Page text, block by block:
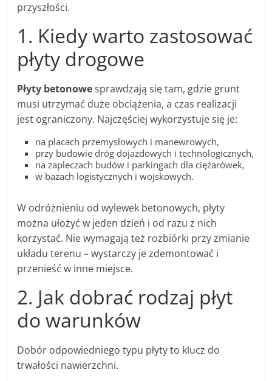
przyszłości.
1. Kiedy warto zastosować
płyty drogowe
Płyty betonowesprawdzają się tam, gdzie grunt
musi utrzymać duże obciążenia, a czas realizacji
jest ograniczony. Najczęściej wykorzystuje się je:
na placach przemysłowych i manewrowych,
przy budowie dróg dojazdowych i technologicznych,
na zapleczach budów i parkingach dla ciężarówek,
w bazach logistycznych i wojskowych.
W odróżnieniu od wylewek betonowych, płyty
można ułożyć w jeden dzień i od razu z nich
korzystać. Nie wymagają też rozbiórki przy zmianie
układu terenu – wystarczy je zdemontować i
przenieść w inne miejsce.
2. Jak dobrać rodzaj płyt
do warunków
Dobór odpowiedniego typu płyty to klucz do
trwałości nawierzchni.